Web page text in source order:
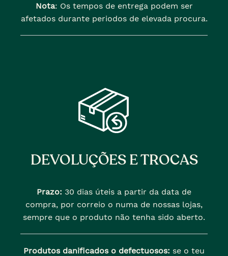
Nota: Os tempos de entrega podem ser
afetados durante periodos de elevada procura.
DEVOLUÇÕES E TROCAS
Prazo: 30 dias úteis a partir da data de
compra, por correio o numa de nossas lojas,
sempre que o produto não tenha sido aberto.
Produtos danificados o defectuosos: se o teu